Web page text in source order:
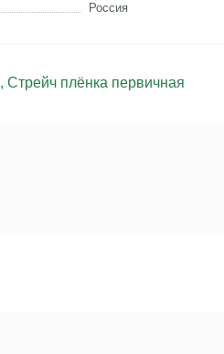
Россия
, Стрейч плёнка первичная